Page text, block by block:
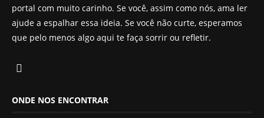
portal com muito carinho. Se você, assim como nós, ama ler
ajude a espalhar essa ideia. Se você não curte, esperamos
que pelo menos algo aqui te faça sorrir ou refletir.
ONDE NOS ENCONTRAR